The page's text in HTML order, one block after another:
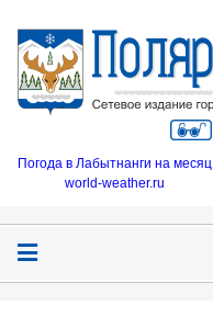
Погода в Лабытнанги на месяц
world-weather.ru